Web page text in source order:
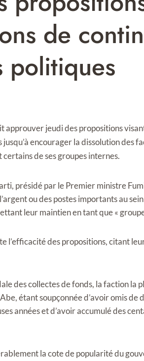
de
politiques
jeudi des propositions
encourager la dissolution des
de ses groupes internes.
présidé par le Premier ministre
ou des postes importants au
leur maintien en tant que «
l’efficacité des propositions, citant
des collectes de fonds, la faction la
étant soupçonnée d’avoir omis de
années et d’avoir accumulé des
la cote de popularité du